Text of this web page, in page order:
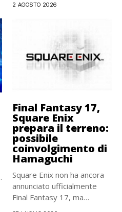
2 AGOSTO 2026
Final Fantasy 17,
Square Enix
prepara il terreno:
possibile
coinvolgimento di
Hamaguchi
Square Enix non ha ancora
annunciato ufficialmente
Final Fantasy 17, ma